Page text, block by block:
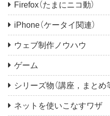
Firefox（たまにニコ動）
iPhone（ケータイ関連）
ウェブ制作ノウハウ
ゲーム
シリーズ物（講座，まとめ
ネットを使いこなすワザ